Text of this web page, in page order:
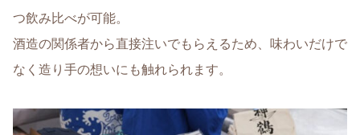
つ飲み比べが可能。
酒造の関係者から直接注いでもらえるため、味わいだけで
なく造り手の想いにも触れられます。